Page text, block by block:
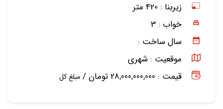
زیربنا : 420 متر
خواب : 3
سال ساخت :
موقعیت : شهری
قیمت : 28,000,000,000 تومان /
مبلغ کل